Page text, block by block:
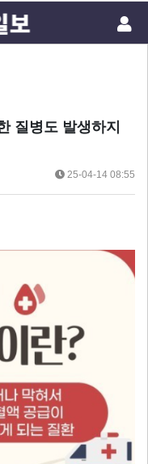
질병도 발생하지
25-04-14 08:55